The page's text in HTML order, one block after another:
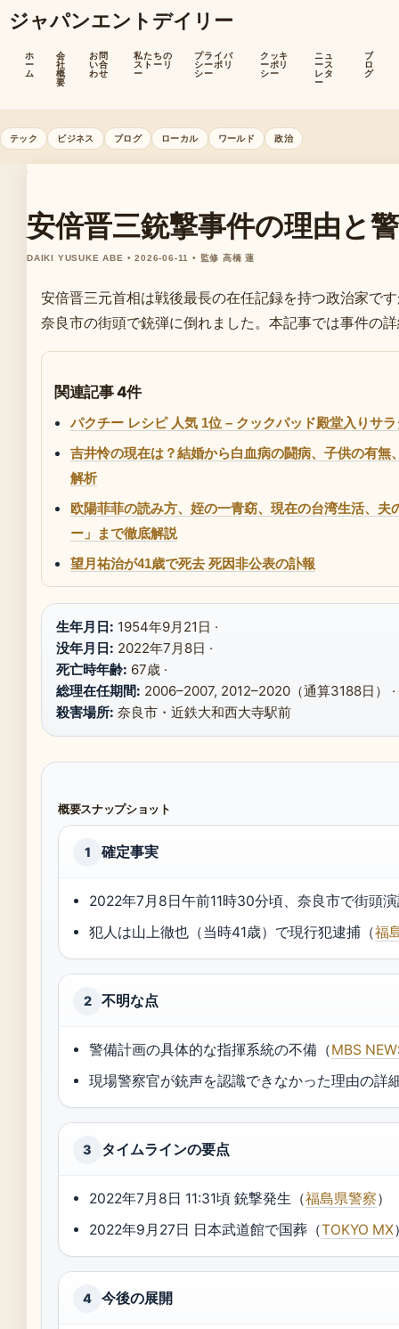
ジャパンエントデイリー
ホ
ー
ム
会
社
概
要
お問
い合
わせ
私たちの
ストーリ
ー
プライバ
シーポリ
シー
クッキ
ーポリ
シー
ニュ
ース
レタ
ー
ブ
ロ
グ
テック ビジネス ブログ ローカル ワールド 政治
安倍晋三銃撃事件の理由と
DAIKI YUSUKE ABE • 2026-06-11 • 監修 高橋 蓮
安倍晋三元首相は戦後最長の在任記録を持つ政治家で
奈良市の街頭で銃弾に倒れました。本記事では事件の
関連記事 4件
パクチー レシピ 人気 1位 – クックパッド殿堂入りサ
吉井怜の現在は？結婚から白血病の闘病、子供の有
解析
欧陽菲菲の読み方、姪の一青窈、現在の台湾生活、
ー」まで徹底解説
望月祐治が41歳で死去 死因非公表の訃報
生年月日: 1954年9月21日 ·
没年月日: 2022年7月8日 ·
死亡時年齢: 67歳 ·
総理在任期間: 2006–2007, 2012–2020（通算3188日） ·
殺害場所: 奈良市・近鉄大和西大寺駅前
概要スナップショット
1 確定事実
2022年7月8日午前11時30分頃、奈良市で街頭
犯人は山上徹也（当時41歳）で現行犯逮捕（福
2 不明な点
警備計画の具体的な指揮系統の不備（MBS
現場警察官が銃声を認識できなかった理由の詳
3 タイムラインの要点
2022年7月8日 11:31頃 銃撃発生（福島県警察）
2022年9月27日 日本武道館で国葬（TOKYO MX
4 今後の展開